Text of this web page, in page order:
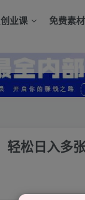
业课 免费素材
轻松日入多